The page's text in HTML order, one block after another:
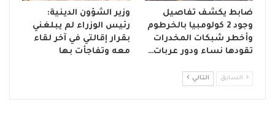
ضابط يكشف تفاصيل
وجود 2 كولومبيا بالخرطوم
وأخطر شبكات المخدرات
تقودها نساء ودور عربات…
وزير الشؤون الدينية:
رئيس الوزراء لم يبلغني
بقرار إقالتي في آخر لقاء
معه وتفاجأت بها
السابق التالي